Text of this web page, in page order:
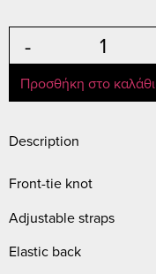
-
Προσθήκη στο καλάθι
Description
Front-tie knot
Adjustable straps
Elastic back